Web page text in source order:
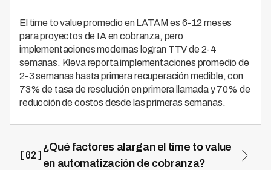
El time to value promedio en LATAM es 6-12 meses
para proyectos de IA en cobranza, pero
implementaciones modernas logran TTV de 2-4
semanas. Kleva reporta implementaciones promedio de
2-3 semanas hasta primera recuperación medible, con
73% de tasa de resolución en primera llamada y 70% de
reducción de costos desde las primeras semanas.
[02]
¿Qué factores alargan el time to value
en automatización de cobranza?